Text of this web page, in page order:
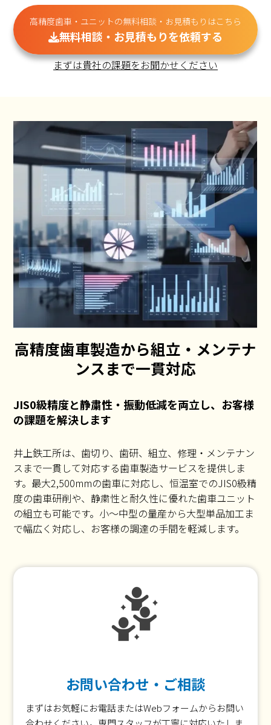
高精度歯車・ユニットの無料相談・お見積もりはこちら
無料相談・お見積もりを依頼する
まずは貴社の課題をお聞かせください
高精度歯車製造から組立・メンテナ
ンスまで一貫対応
JIS0級精度と静粛性・振動低減を両立し、お客様
の課題を解決します
井上鉄工所は、歯切り、歯研、組立、修理・メンテナン
スまで一貫して対応する歯車製造サービスを提供しま
す。最大2,500mmの歯車に対応し、恒温室でのJIS0級精
度の歯車研削や、静粛性と耐久性に優れた歯車ユニット
の組立も可能です。小～中型の量産から大型単品加工ま
で幅広く対応し、お客様の調達の手間を軽減します。
お問い合わせ・ご相談
まずはお気軽にお電話またはWebフォームからお問い